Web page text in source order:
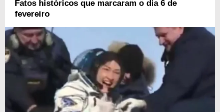
Fatos históricos que marcaram o dia 6 de
fevereiro